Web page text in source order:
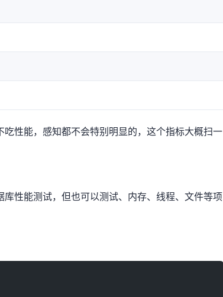
吃IO性能，感知都不会特别明显的，这个指标大概扫一
性能测试，但也可以测试 CPU、内存、线程、文件 IO 等项